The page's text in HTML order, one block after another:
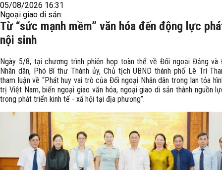
05/08/2026 16:31
Ngoại giao di sản:
Từ “sức mạnh mềm” văn hóa đến động lực
nội sinh
Ngày 5/8, tại chương trình phiên họp toàn thể về Đối ngoại Đảng và
Nhân dân, Phó Bí thư Thành ủy, Chủ tịch UBND thành phố Lê Trí
tham luận về “Phát huy vai trò của Đối ngoại Nhân dân trong lan tỏa
trị Việt Nam, biến ngoại giao văn hóa, ngoại giao di sản thành nguồn
trong phát triển kinh tế - xã hội tại địa phương”.